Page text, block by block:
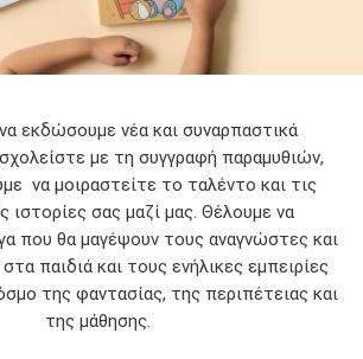
εκδώσουμε νέα και συναρπαστικά
με τη συγγραφή παραμυθιών,
να μοιραστείτε το ταλέντο και τις
ιστορίες σας μαζί μας. Θέλουμε να
που θα μαγέψουν τους αναγνώστες και
παιδιά και τους ενήλικες εμπειρίες
της φαντασίας, της περιπέτειας και
της μάθησης.